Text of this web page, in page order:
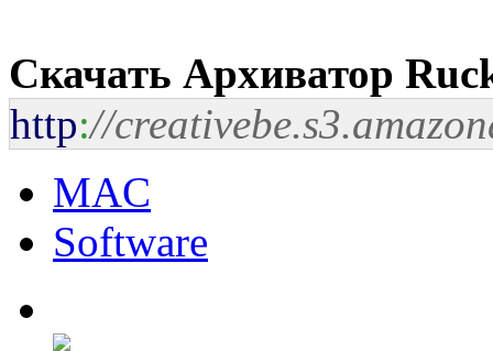
Скачать Архиватор
http://
MAC
Software